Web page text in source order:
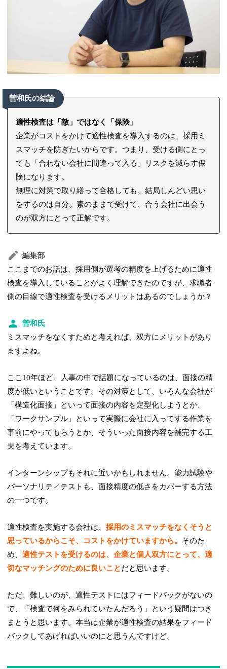
曽和氏の結論
適性検査は「敵」ではなく「保険」
企業がコストをかけて適性検査を導入するのは、採用ミ
スマッチを防ぎたいからです。つまり、受ける側にとっ
ても「合わない会社に間違って入る」リスクを減らす保
険になります。
無理に対策で取り繕って合格しても、結局しんどい思い
をするのは自分。素のままで受けて、合う会社に出会う
のが双方にとって正解です。
編集部
ここまでのお話は、採用側が選考の精度を上げるために適性
検査を導入していることがよく理解できたのですが、求職者
側の目線で適性検査を受けるメリットはあるのでしょうか？
曽和氏
ミスマッチをなくすためと考えれば、双方にメリットがあり
ますよね。
ここ10年ほど、人事の中で話題になっているのは、面接の精
度が低いということです。その対策として、いろんな会社が
「構造化面接」といって面接の内容を定型化しようとか、
「ワークサンプル」といって実際に会社に入ってする作業を
事前にやってもらうとか、そういった面接内容を補完する工
夫を考えています。
インターンシップもそれに近いかもしれません。能力試験や
パーソナリティテストも、面接精度の低さをカバーする方法
の一つです。
適性検査を実施する会社は、採用のミスマッチをなくそうと
思っているからこそ、コストをかけていますから。 そのた
め、適性テストを受けるのは、企業と個人双方にとって、適
切なマッチングのために良いことだと思います。
ただ、難しいのが、適性テストにはフィードバックがないの
で、「検査で何をみられていたんだろう」という疑問はつき
まとうと思います。本当は企業が適性検査の結果をフィード
バックしてあげればいいのにと思うんですけど。